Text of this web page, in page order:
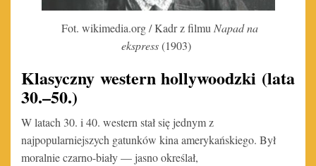
Fot. wikimedia.org / Kadr z filmu Napad na
ekspress(1903)
Klasyczny western hollywoodzki (lata
30.–50.)
W latach 30. i 40. western stał się jednym z
najpopularniejszych gatunków kina amerykańskiego. Był
moralnie czarno-biały — jasno określał,